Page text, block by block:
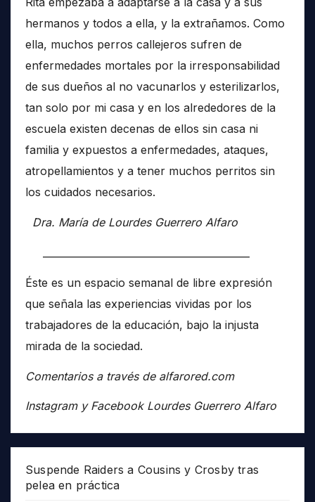
hermanos y todos a ella, y la extrañamos. Como
ella, muchos perros callejeros sufren de
enfermedades mortales por la irresponsabilidad
de sus dueños al no vacunarlos y esterilizarlos,
tan solo por mi casa y en los alrededores de la
escuela existen decenas de ellos sin casa ni
familia y expuestos a enfermedades, ataques,
atropellamientos y a tener muchos perritos sin
los cuidados necesarios.
Dra. María de Lourdes Guerrero Alfaro
Éste es un espacio semanal de libre expresión
que señala las experiencias vividas por los
trabajadores de la educación, bajo la injusta
mirada de la sociedad.
Comentarios a través de alfarored.com
Instagram y Facebook Lourdes Guerrero Alfaro
Suspende Raiders a Cousins y Crosby tras
pelea en práctica